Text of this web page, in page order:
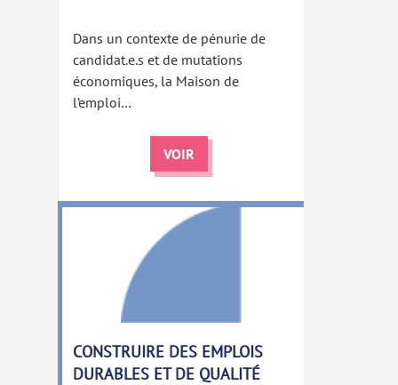
Dans un contexte de pénurie de
candidat.e.s et de mutations
économiques, la Maison de
l’emploi…
VOIR
CONSTRUIRE DES EMPLOIS
DURABLES ET DE QUALITÉ